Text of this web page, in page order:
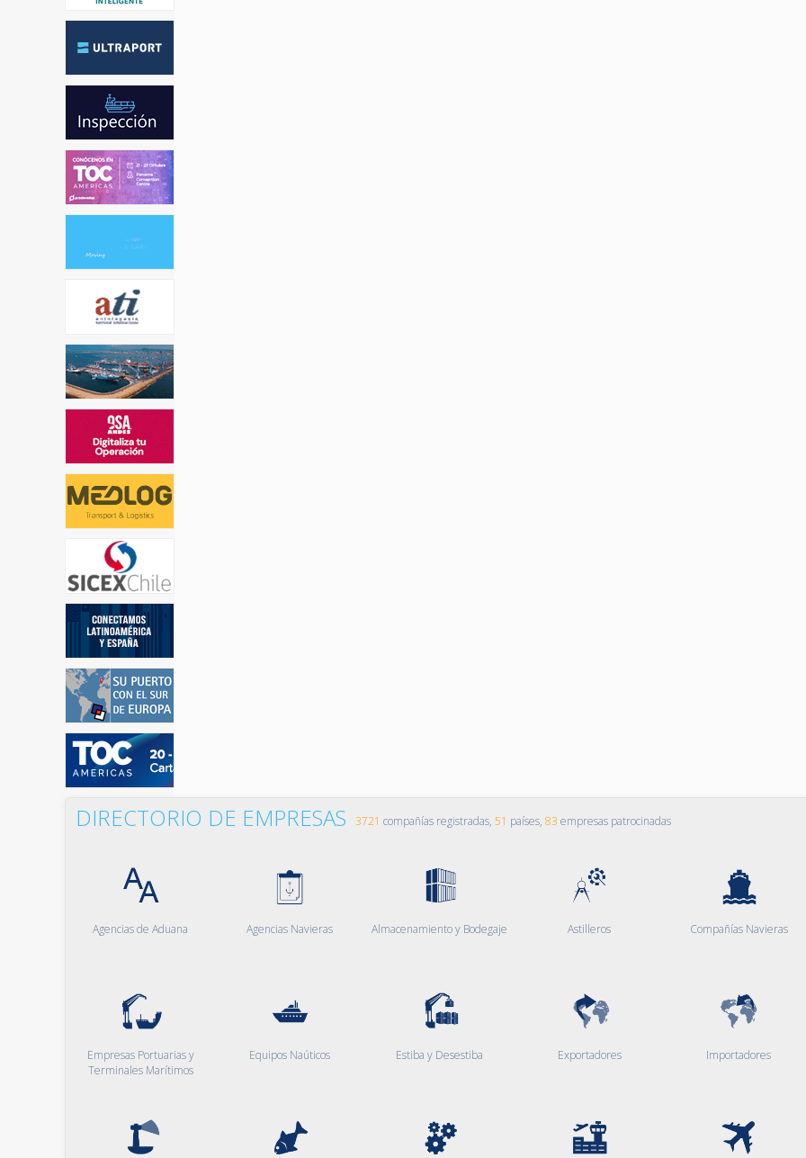
DIRECTORIO DE EMPRESAS 3721 compañías registradas, 51 países, 83 empresas patrocinadas
Agencias de Aduana Agencias Navieras Almacenamiento y Bodegaje Astilleros Compañías Navieras
Empresas Portuarias y
Terminales Marítimos
Equipos Naúticos Estiba y Desestiba Exportadores Importadores